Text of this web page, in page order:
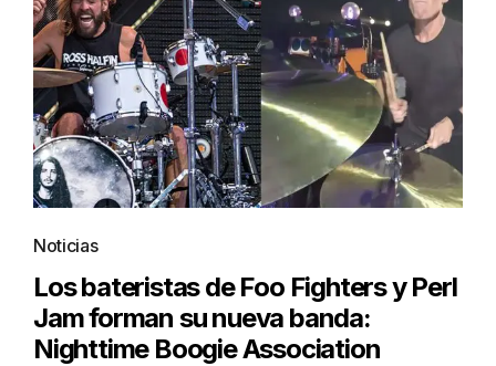
Noticias
Los bateristas de Foo Fighters y Perl
Jam forman su nueva banda:
Nighttime Boogie Association